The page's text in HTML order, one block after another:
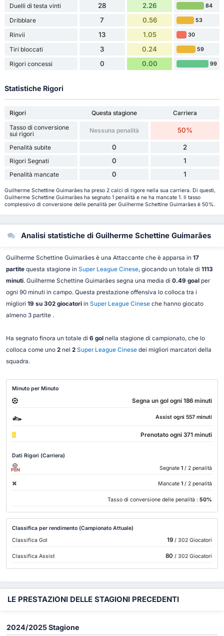
Duelli di testa vinti 28 2.26 84
Dribblare 7 0.56 53
Rinvii 13 1.05 30
Tiri bloccati 3 0.24 59
Rigori concessi 0 0.00 99
Statistiche Rigori
Rigori Questa stagione
Carriera
Tasso di conversione
sui rigori
Nessuna penalità 50%
Penalità subite 0 2
Rigori Segnati 0 1
Penalità mancate 0 1
Guilherme Schettine Guimarães ha preso 2 calci di rigore nella sua carriera. Di questi,
Guilherme Schettine Guimarães ha segnato 1 penalità e ne ha mancate 1. Il tasso
complessivo di conversione delle penalità per Guilherme Schettine Guimarães è 50%.
Analisi statistiche di Guilherme Schettine Guimarães
Guilherme Schettine Guimarães è una Attaccante che è apparsa in 17
partitequesta stagione in Super League Cinese, giocando un totale di 1113
minuti. Guilherme Schettine Guimarães segna una media di 0.49 goalper
ogni 90 minuti in campo. Questa prestazione offensiva lo colloca tra i
migliori 19 su 302 giocatoriin Super League Cineseche hanno giocato
almeno 3 partite .
Ha segnato finora un totale di 6 golnella stagione di campionato, che lo
colloca come uno 2nel 2 Super League Cinesedei migliori marcatori della
squadra.
Minuto per Minuto
Segna un gol ogni 186 minuti
Assist ogni 557 minuti
Prenotato ogni 371 minuti
Dati Rigori (Carriera)
PEN Segnate 1 / 2 penalità
Mancate 1 / 2 penalità
Tasso di conversione delle penalità : 50%
Classifica per rendimento (Campionato Attuale)
Classifica Gol
19/ 302 Giocatori
Classifica Assist 80 / 302 Giocatori
LE PRESTAZIONI DELLE STAGIONI PRECEDENTI
2024/2025 Stagione